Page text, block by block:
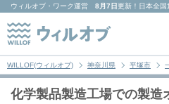
ウィルオブ・ワーク運営 8月7日更新！日本全国
WILLOF(ウィルオブ) 神奈川県 平塚市
化学製品製造工場での製造